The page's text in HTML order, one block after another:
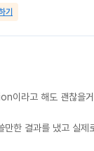
기
라고 해도 괜찮을
한 결과를 냈고 실